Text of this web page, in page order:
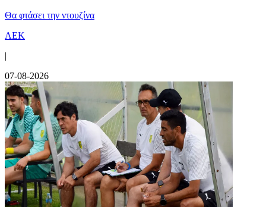
Θα φτάσει την ντουζίνα
ΑΕΚ
|
07-08-2026